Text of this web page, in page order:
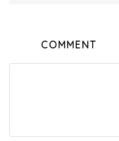
COMMENT